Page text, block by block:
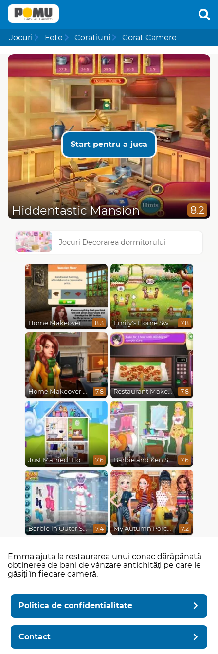
Jocuri Fete Coratiuni Corat Camere
Start pentru a juca
Hiddentastic Mansion 8.2
Jocuri Decorarea dormitorului
Home Makeover Hidden Object 8.3 Emily's Home Sweet Home 7.8
Home Makeover 2 Hidden Object 7.8 Restaurant Makeover 7.8
Just Married! Home Deco 7.6 Barbie and Ken Spring City Break 7.6
Barbie in Outer Space 7.4 My Autumn Porch Decor 7.2
Emma ajuta la restaurarea unui conac dărăpănată
obtinerea de bani de vânzare antichități pe care le
găsiți în fiecare cameră.
Politica de confidentialitate
Contact